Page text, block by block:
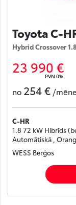
Toyota C-
Hybrid Crossover
23 990 €
PVN 0%
no 254 € /
C-HR
1.8 72 kW Hibrīds
Automātiskā ,
WESS Berģos